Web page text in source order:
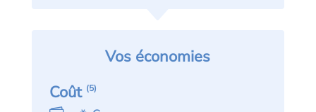
Vos économies
Coût (5)